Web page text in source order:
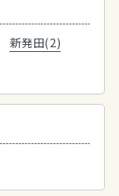
新発田(2)